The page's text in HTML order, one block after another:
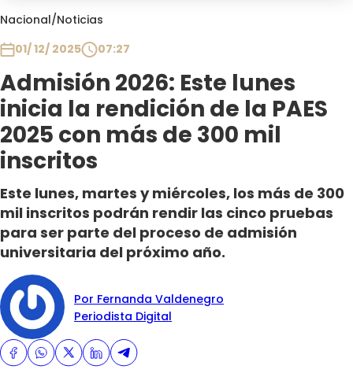
Nacional/Noticias
01/ 12/ 2025
07:27
Admisión 2026: Este lunes
inicia la rendición de la PAES
2025 con más de 300 mil
inscritos
Este lunes, martes y miércoles, los más de 300
mil inscritos podrán rendir las cinco pruebas
para ser parte del proceso de admisión
universitaria del próximo año.
Por Fernanda Valdenegro
Periodista Digital
Club De La Comedia
Plan Perfecto
El Tiempo
Sabingo
Todos Los Programas